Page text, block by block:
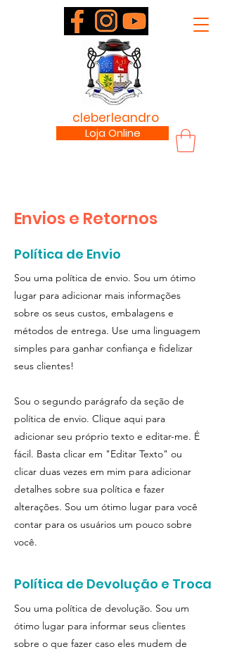
cleberleandro
Loja Online
Envios e Retornos
Política de Envio
Sou uma política de envio. Sou um ótimo
lugar para adicionar mais informações
sobre os seus custos, embalagens e
métodos de entrega. Use uma linguagem
simples para ganhar confiança e fidelizar
seus clientes!
Sou o segundo parágrafo da seção de
política de envio. Clique aqui para
adicionar seu próprio texto e editar-me. É
fácil. Basta clicar em "Editar Texto" ou
clicar duas vezes em mim para adicionar
detalhes sobre sua política e fazer
alterações. Sou um ótimo lugar para você
contar para os usuários um pouco sobre
você.
Política de Devolução e Troca
Sou uma política de devolução. Sou um
ótimo lugar para informar seus clientes
sobre o que fazer caso eles mudem de